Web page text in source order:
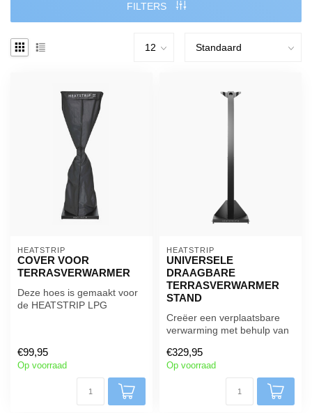
FILTERS
HEATSTRIP
COVER VOOR
TERRASVERWARMER
Deze hoes is gemaakt voor
de HEATSTRIP LPG
€99,95
Op voorraad
HEATSTRIP
UNIVERSELE
DRAAGBARE
TERRASVERWARMER
STAND
Creëer een verplaatsbare
verwarming met behulp van
(excl...
€329,95
Op voorraad